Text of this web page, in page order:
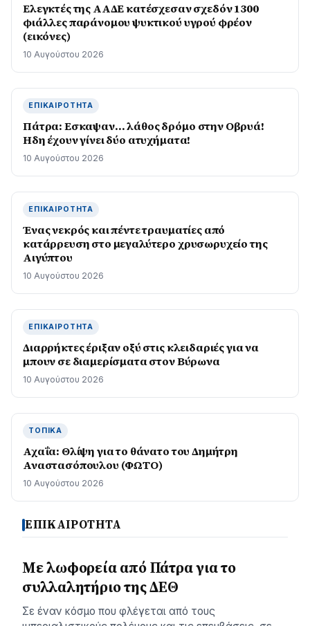
Ελεγκτές της ΑΑΔΕ κατέσχεσαν σχεδόν 1300
φιάλλες παράνομου ψυκτικού υγρού φρέον
(εικόνες)
10 Αυγούστου 2026
ΕΠΙΚΑΙΡΌΤΗΤΑ
Πάτρα: Εσκαψαν… λάθος δρόμο στην Οβρυά!
Ηδη έχουν γίνει δύο ατυχήματα!
10 Αυγούστου 2026
ΕΠΙΚΑΙΡΌΤΗΤΑ
Ένας νεκρός και πέντε τραυματίες από
κατάρρευση στο μεγαλύτερο χρυσωρυχείο της
Αιγύπτου
10 Αυγούστου 2026
ΕΠΙΚΑΙΡΌΤΗΤΑ
Διαρρήκτες έριξαν οξύ στις κλειδαριές για να
μπουν σε διαμερίσματα στον Βύρωνα
10 Αυγούστου 2026
ΤΟΠΙΚΆ
Αχαΐα: Θλίψη για το θάνατο του Δημήτρη
Αναστασόπουλου (ΦΩΤΟ)
10 Αυγούστου 2026
ΕΠΙΚΑΙΡΟΤΗΤΑ
Με λωφορεία από Πάτρα για το
συλλαλητήριο της ΔΕΘ
Σε έναν κόσμο που φλέγεται από τους